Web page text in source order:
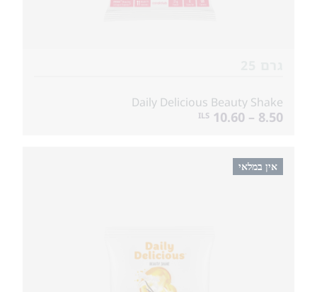
Daily Delicious Beauty Shake
8.50 – 10.60
ILS
אין במלאי